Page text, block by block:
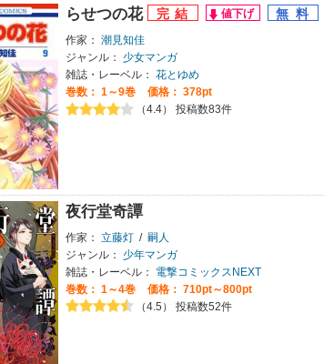
らせつの花
作家： 潮見知佳
ジャンル：
少女マンガ
雑誌・レーベル： 花とゆめ
巻数： 1～9巻
価格： 378pt
（4.4） 投稿数83件
夜行堂奇譚
作家： 立藤灯 / 嗣人
ジャンル：
少年マンガ
雑誌・レーベル：
電撃コミックスNEXT
巻数： 1～4巻
価格： 710pt～800pt
（4.5） 投稿数52件